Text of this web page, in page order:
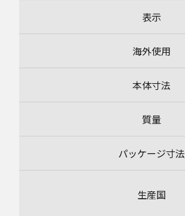
表示
海外使用
本体寸法
質量
パッケージ寸法
生産国